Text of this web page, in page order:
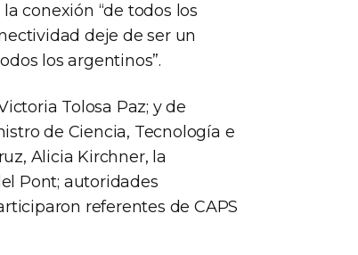
conexión “de todos los
deje de ser un
los argentinos”.
Tolosa Paz; y de
de Ciencia, Tecnología e
Alicia Kirchner, la
Pont; autoridades
referentes de CAPS